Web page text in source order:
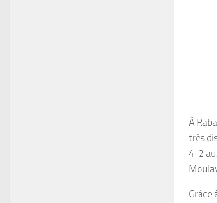
À
très
4-2
Grâce